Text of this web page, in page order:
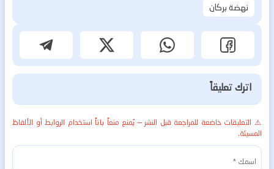
نهضة بركان
اترك تعليقاً
⚠️ التعليقات خاضعة للمراجعة قبل النشر — يُمنع منعاً باتاً استخدام الروابط أو الألفاظ
المسيئة.